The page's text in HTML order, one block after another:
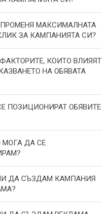
МАКСИМАЛНАТА
ЗА КАМПАНИЯТА СИ?
КОИТО ВЛИЯЯТ
НА ОБЯВАТА
ПОЗИЦИОНИРАТ ОБЯВИТЕ
МОГА ДА СЕ
ДА СЪЗДАМ КАМПАНИЯ